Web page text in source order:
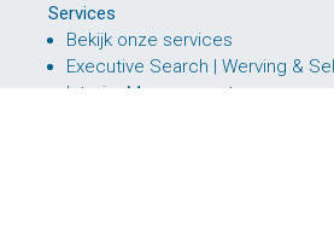
Services
Bekijk onze services
Executive Search | Werving &
Interim Management